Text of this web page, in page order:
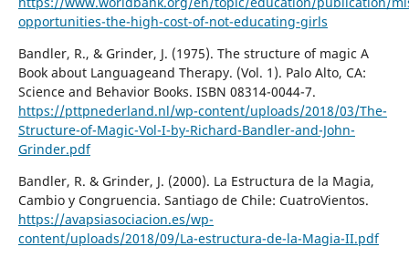
opportunities-the-high-cost-of-not-educating-girls
Bandler, R., & Grinder, J. (1975). The structure of magic A
Book about Languageand Therapy. (Vol. 1). Palo Alto, CA:
Science and Behavior Books. ISBN 08314-0044-7.
https://pttpnederland.nl/wp-content/uploads/2018/03/The-
Structure-of-Magic-Vol-I-by-Richard-Bandler-and-John-
Grinder.pdf
Bandler, R. & Grinder, J. (2000). La Estructura de la Magia,
Cambio y Congruencia. Santiago de Chile: CuatroVientos.
https://avapsiasociacion.es/wp-
content/uploads/2018/09/La-estructura-de-la-Magia-II.pdf